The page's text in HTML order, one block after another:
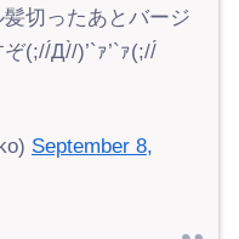
切ったあとバージ
(;//́Д/̀/)’`ｧ’`ｧ(;//́
September 8,